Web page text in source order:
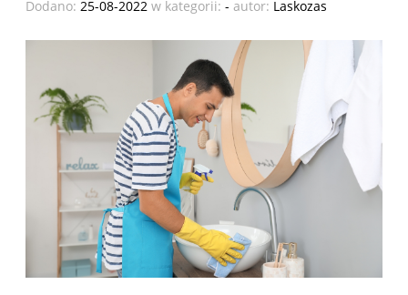
Dodano: 25-08-2022 w kategorii: - autor: Laskozas